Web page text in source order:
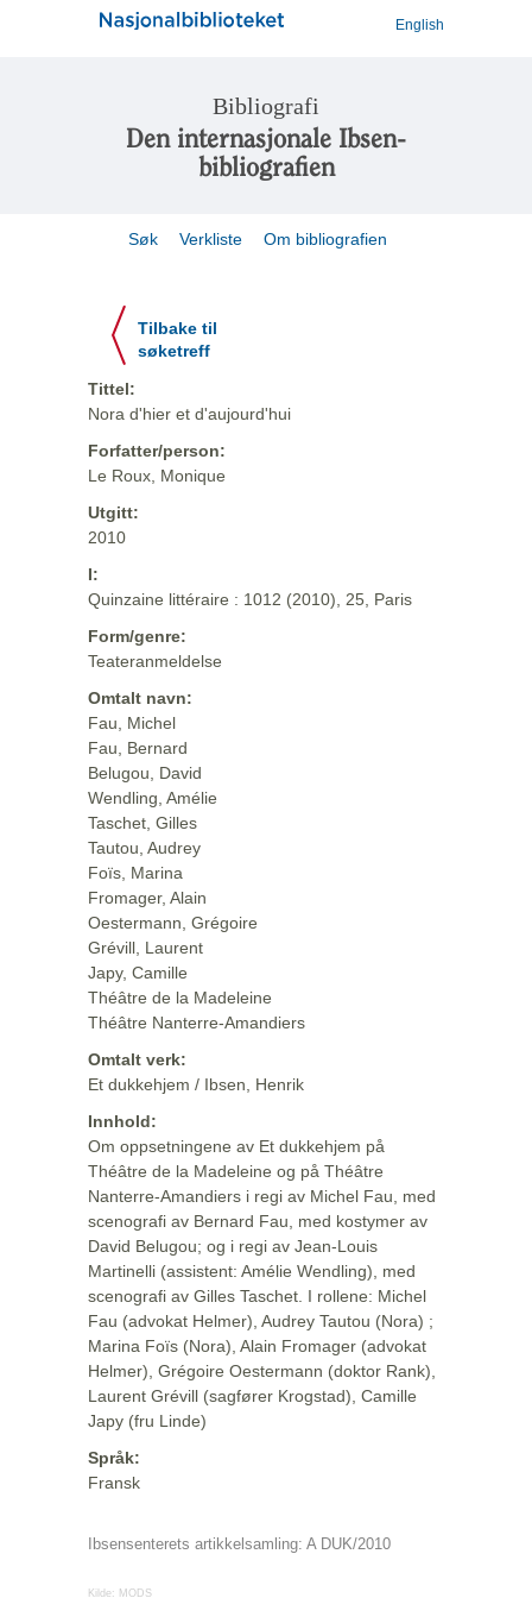
English
Bibliografi
Den internasjonale Ibsen-
bibliografien
Søk Verkliste Om bibliografien
Tilbake til
søketreff
Tittel:
Nora d'hier et d'aujourd'hui
Forfatter/person:
Le Roux, Monique
Utgitt:
2010
I:
Quinzaine littéraire : 1012 (2010), 25, Paris
Form/genre:
Teateranmeldelse
Omtalt navn:
Fau, Michel
Fau, Bernard
Belugou, David
Wendling, Amélie
Taschet, Gilles
Tautou, Audrey
Foïs, Marina
Fromager, Alain
Oestermann, Grégoire
Grévill, Laurent
Japy, Camille
Théâtre de la Madeleine
Théâtre Nanterre-Amandiers
Omtalt verk:
Et dukkehjem / Ibsen, Henrik
Innhold:
Om oppsetningene av Et dukkehjem på
Théâtre de la Madeleine og på Théâtre
Nanterre-Amandiers i regi av Michel Fau, med
scenografi av Bernard Fau, med kostymer av
David Belugou; og i regi av Jean-Louis
Martinelli (assistent: Amélie Wendling), med
scenografi av Gilles Taschet. I rollene: Michel
Fau (advokat Helmer), Audrey Tautou (Nora) ;
Marina Foïs (Nora), Alain Fromager (advokat
Helmer), Grégoire Oestermann (doktor Rank),
Laurent Grévill (sagfører Krogstad), Camille
Japy (fru Linde)
Språk:
Fransk
Ibsensenterets artikkelsamling: A DUK/2010
Kilde: MODS